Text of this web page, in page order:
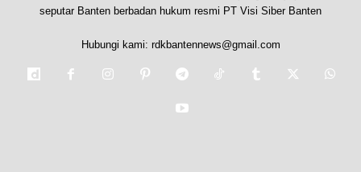
seputar Banten berbadan hukum resmi PT Visi Siber Banten
Hubungi kami: rdkbantennews@gmail.com